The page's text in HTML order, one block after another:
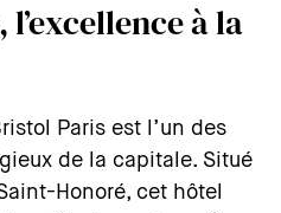
à la
Paris est l’un des
de la capitale. Situé
Honoré, cet hôtel